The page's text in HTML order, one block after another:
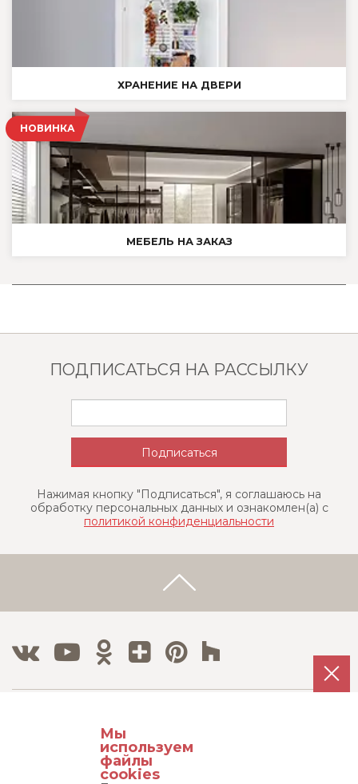
ХРАНЕНИЕ НА ДВЕРИ
НОВИНКА
МЕБЕЛЬ НА ЗАКАЗ
ПОДПИСАТЬСЯ НА РАССЫЛКУ
Нажимая кнопку "Подписаться", я соглашаюсь на
обработку персональных данных и ознакомлен(a) с
политикой конфиденциальности
8 800 500 12 63
8 495 215 08 08
Мы
используем
файлы
cookies